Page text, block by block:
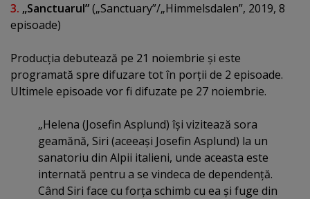
3. „Sanctuarul”(„Sanctuary”/„Himmelsdalen”, 2019, 8
episoade)
Producţia debutează pe 21 noiembrie şi este
programată spre difuzare tot în porţii de 2 episoade.
Ultimele episoade vor fi difuzate pe 27 noiembrie.
„Helena (Josefin Asplund) îşi vizitează sora
geamănă, Siri (aceeaşi Josefin Asplund) la un
sanatoriu din Alpii italieni, unde aceasta este
internată pentru a se vindeca de dependenţă.
Când Siri face cu forţa schimb cu ea şi fuge din